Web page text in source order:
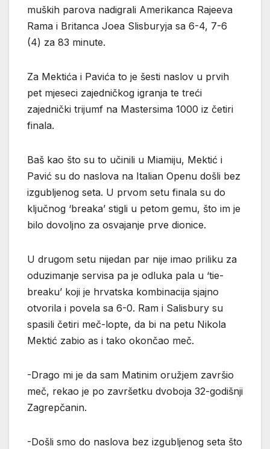
muških parova nadigrali Amerikanca Rajeeva
Rama i Britanca Joea Slisburyja sa 6-4, 7-6
(4) za 83 minute.
Za Mektića i Pavića to je šesti naslov u prvih
pet mjeseci zajedničkog igranja te treći
zajednički trijumf na Mastersima 1000 iz četiri
finala.
Baš kao što su to učinili u Miamiju, Mektić i
Pavić su do naslova na Italian Openu došli bez
izgubljenog seta. U prvom setu finala su do
ključnog ‘breaka’ stigli u petom gemu, što im je
bilo dovoljno za osvajanje prve dionice.
U drugom setu nijedan par nije imao priliku za
oduzimanje servisa pa je odluka pala u ‘tie-
breaku’ koji je hrvatska kombinacija sjajno
otvorila i povela sa 6-0. Ram i Salisbury su
spasili četiri meč-lopte, da bi na petu Nikola
Mektić zabio as i tako okončao meč.
-Drago mi je da sam Matinim oružjem završio
meč, rekao je po završetku dvoboja 32-godišnji
Zagrepčanin.
-Došli smo do naslova bez izgubljenog seta što